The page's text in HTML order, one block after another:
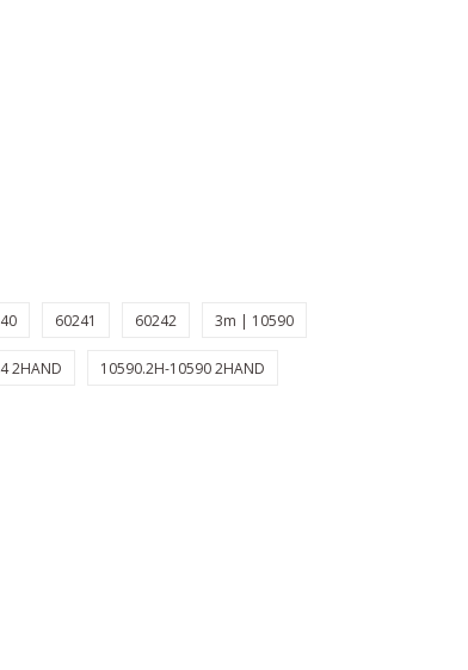
60241 60242 3m | 10590
2HAND 10590.2H-10590 2HAND